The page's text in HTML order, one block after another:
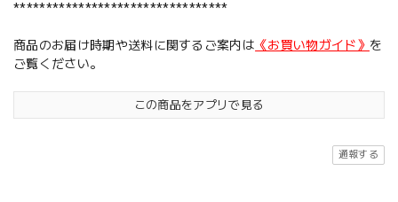
*********************************
商品のお届け時期や送料に関するご案内は 《お買い物ガイド》 を
ご覧ください。
この商品をアプリで見る
通報する